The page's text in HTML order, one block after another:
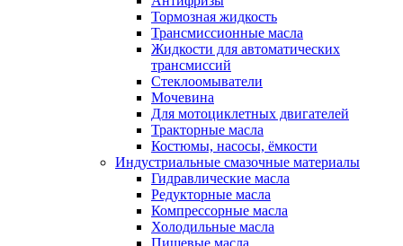
Тормозная жидкость
Трансмиссионные масла
Жидкости для автоматических
трансмиссий
Стеклоомыватели
Мочевина
Для мотоциклетных двигателей
Тракторные масла
Костюмы, насосы, ёмкости
Индустриальные смазочные материалы
Гидравлические масла
Редукторные масла
Компрессорные масла
Холодильные масла
Пищевые масла